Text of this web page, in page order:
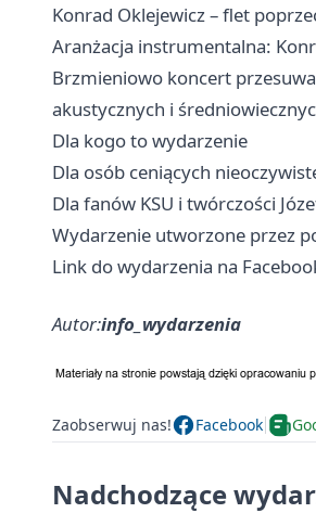
Konrad Oklejewicz – flet
Aranżacja instrumentalna:
Brzmieniowo koncert
akustycznych i
Dla kogo to wydarzenie
Dla osób ceniących
Dla fanów KSU i twórczości
Wydarzenie utworzone przez
Link do wydarzenia na
Autor:info_wydarzenia
Zaobserwuj nas! Facebook
Nadchodzące